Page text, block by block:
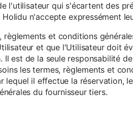
l'utilisateur qui s'écartent des
n'accepte expressément
et conditions
et que l'Utilisateur doit
est de la seule responsabilité
les termes, règlements et
il effectue la réservation,
du fournisseur tiers.